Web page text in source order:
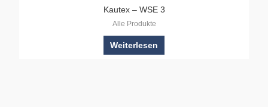
Kautex – WSE 3
Alle Produkte
Weiterlesen